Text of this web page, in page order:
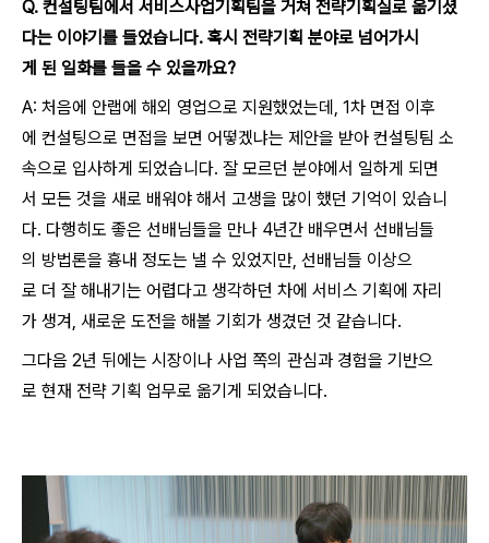
Q. 컨설팅팀에서 서비스사업기획팀을 거쳐 전략기획실로 옮기셨
다는 이야기를 들었습니다. 혹시 전략기획 분야로 넘어가시
게 된 일화를 들을 수 있을까요?
A: 처음에 안랩에 해외 영업으로 지원했었는데, 1차 면접 이후
에 컨설팅으로 면접을 보면 어떻겠냐는 제안을 받아 컨설팅팀 소
속으로 입사하게 되었습니다. 잘 모르던 분야에서 일하게 되면
서 모든 것을 새로 배워야 해서 고생을 많이 했던 기억이 있습니
다. 다행히도 좋은 선배님들을 만나 4년간 배우면서 선배님들
의 방법론을 흉내 정도는 낼 수 있었지만, 선배님들 이상으
로 더 잘 해내기는 어렵다고 생각하던 차에 서비스 기획에 자리
가 생겨, 새로운 도전을 해볼 기회가 생겼던 것 같습니다.
그다음 2년 뒤에는 시장이나 사업 쪽의 관심과 경험을 기반으
로 현재 전략 기획 업무로 옮기게 되었습니다.